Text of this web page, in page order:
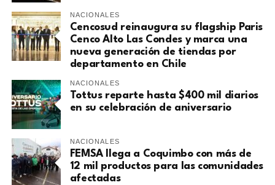
NACIONALES
Cencosud reinaugura su flagship Paris
Cenco Alto Las Condes y marca una
nueva generación de tiendas por
departamento en Chile
NACIONALES
Tottus reparte hasta $400 mil diarios
en su celebración de aniversario
NACIONALES
FEMSA llega a Coquimbo con más de
12 mil productos para las comunidades
afectadas